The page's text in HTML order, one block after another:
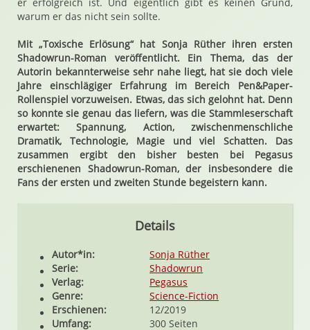
warum er das nicht sein sollte.
Mit „Toxische Erlösung“ hat Sonja Rüther ihren ersten
Shadowrun-Roman veröffentlicht. Ein Thema, das der
Autorin bekannterweise sehr nahe liegt, hat sie doch viele
Jahre einschlägiger Erfahrung im Bereich Pen&Paper-
Rollenspiel vorzuweisen. Etwas, das sich gelohnt hat. Denn
so konnte sie genau das liefern, was die Stammleserschaft
erwartet: Spannung, Action, zwischenmenschliche
Dramatik, Technologie, Magie und viel Schatten. Das
zusammen ergibt den bisher besten bei Pegasus
erschienenen Shadowrun-Roman, der insbesondere die
Fans der ersten und zweiten Stunde begeistern kann.
Details
Autor*in:
Sonja Rüther
Serie:
Shadowrun
Verlag:
Pegasus
Genre:
Science-Fiction
Erschienen:
12/2019
Umfang:
300 Seiten